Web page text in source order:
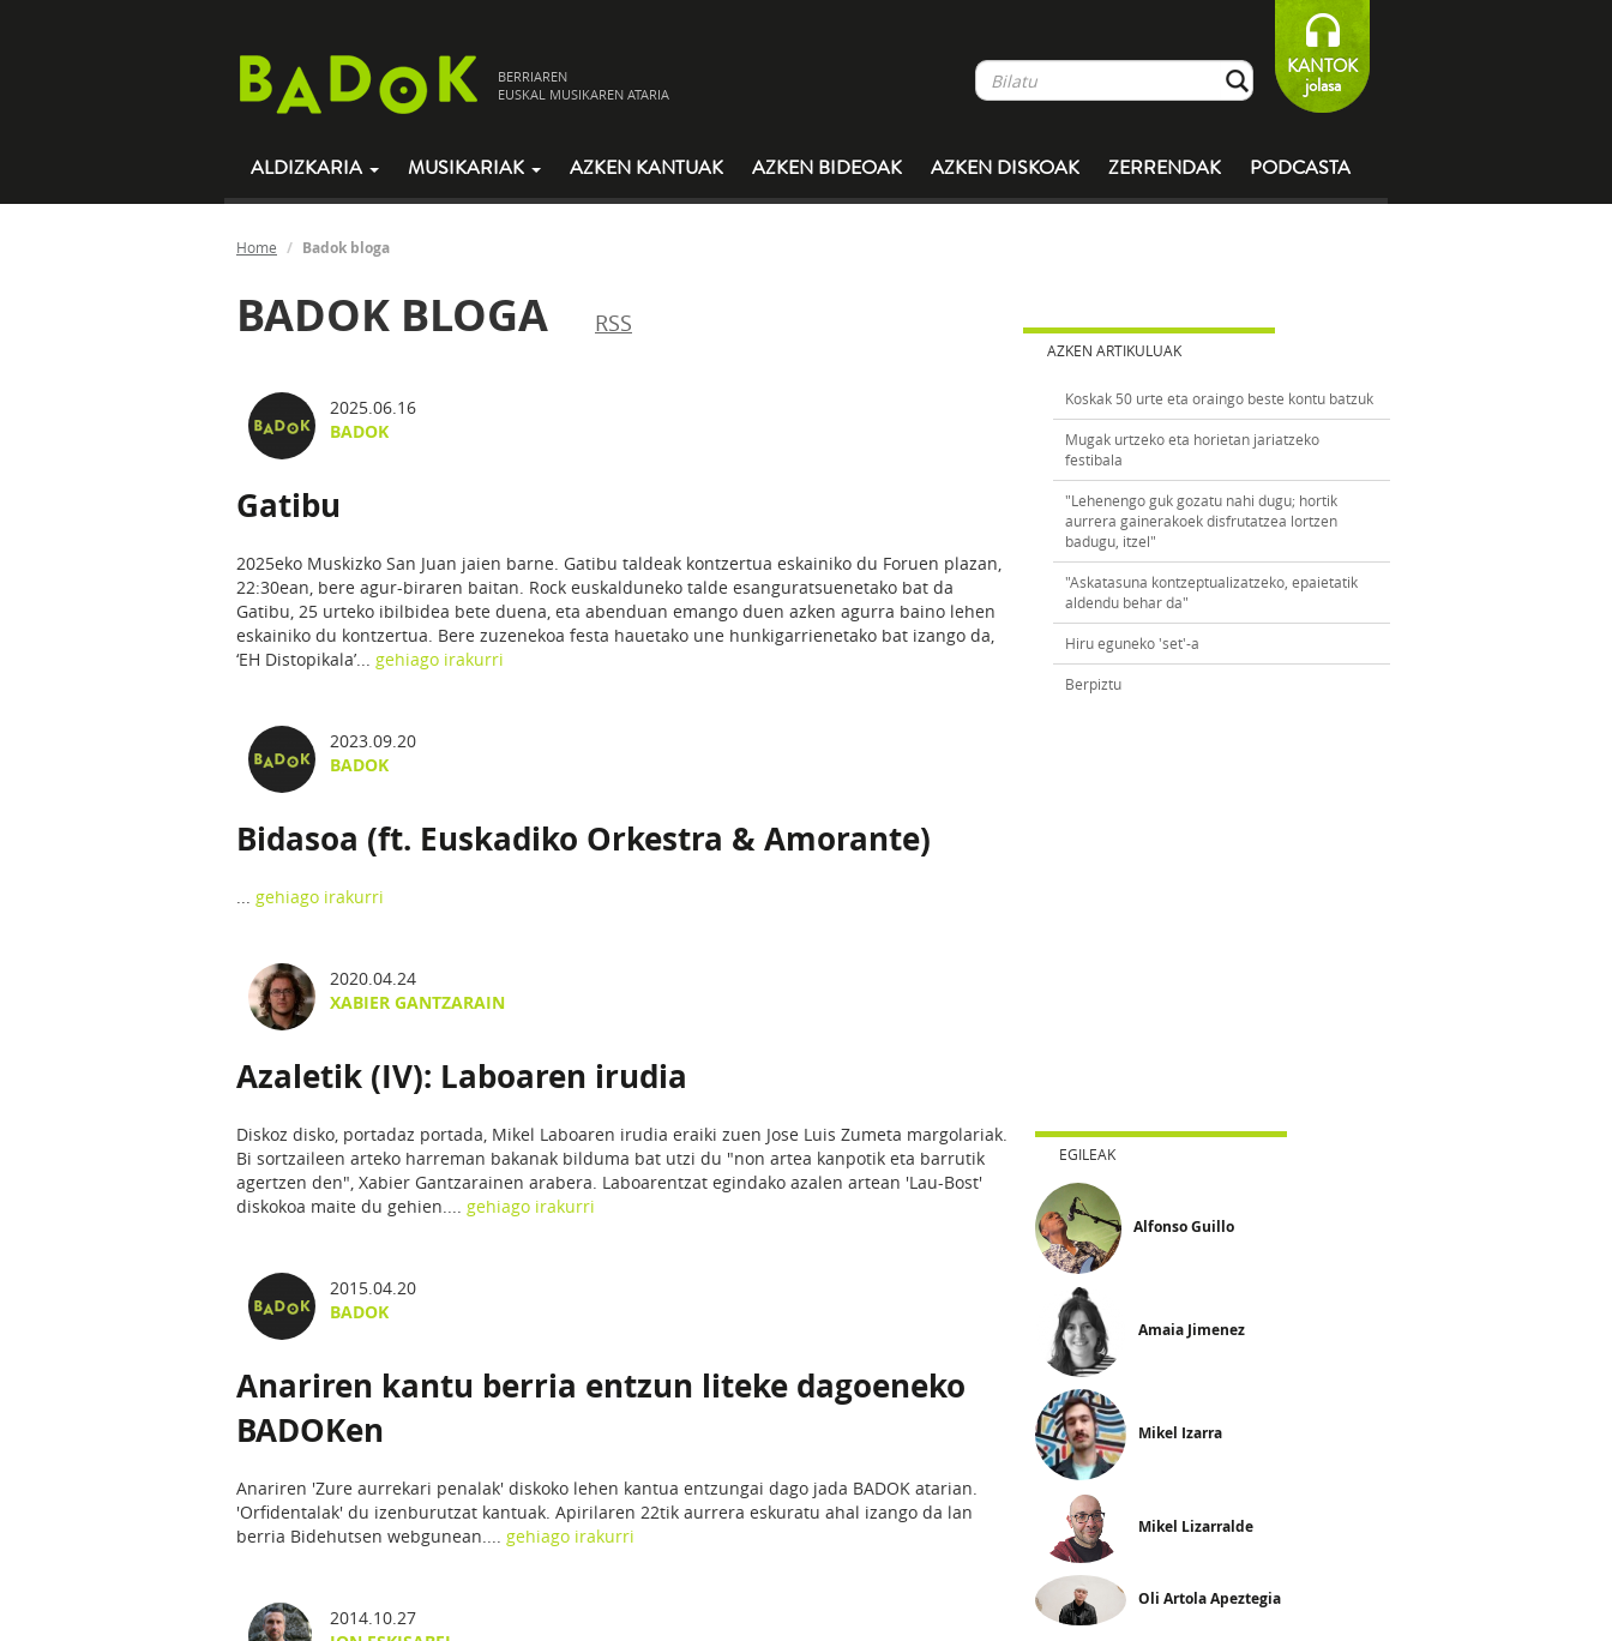
BERRIAREN
EUSKAL MUSIKAREN ATARIA
KANTOK
jolasa
ALDIZKARIA MUSIKARIAK AZKEN KANTUAK AZKEN BIDEOAK AZKEN DISKOAK ZERRENDAK PODCASTA
Home Badok bloga
BADOK BLOGA RSS
2025.06.16
BADOK
Gatibu
2025eko Muskizko San Juan jaien barne. Gatibu taldeak kontzertua eskainiko du Foruen plazan,
22:30ean, bere agur-biraren baitan. Rock euskalduneko talde esanguratsuenetako bat da
Gatibu, 25 urteko ibilbidea bete duena, eta abenduan emango duen azken agurra baino lehen
eskainiko du kontzertua. Bere zuzenekoa festa hauetako une hunkigarrienetako bat izango da,
‘EH Distopikala’... gehiago irakurri
2023.09.20
BADOK
Bidasoa (ft. Euskadiko Orkestra & Amorante)
... gehiago irakurri
2020.04.24
XABIER GANTZARAIN
Azaletik (IV): Laboaren irudia
Diskoz disko, portadaz portada, Mikel Laboaren irudia eraiki zuen Jose Luis Zumeta margolariak.
Bi sortzaileen arteko harreman bakanak bilduma bat utzi du "non artea kanpotik eta barrutik
agertzen den", Xabier Gantzarainen arabera. Laboarentzat egindako azalen artean 'Lau-Bost'
diskokoa maite du gehien.... gehiago irakurri
2015.04.20
BADOK
Anariren kantu berria entzun liteke dagoeneko
BADOKen
Anariren 'Zure aurrekari penalak' diskoko lehen kantua entzungai dago jada BADOK atarian.
'Orfidentalak' du izenburutzat kantuak. Apirilaren 22tik aurrera eskuratu ahal izango da lan
berria Bidehutsen webgunean.... gehiago irakurri
2014.10.27
AZKEN ARTIKULUAK
Koskak 50 urte eta oraingo beste kontu batzuk
Mugak urtzeko eta horietan jariatzeko
festibala
"Lehenengo guk gozatu nahi dugu; hortik
aurrera gainerakoek disfrutatzea lortzen
badugu, itzel"
"Askatasuna kontzeptualizatzeko, epaietatik
aldendu behar da"
Hiru eguneko 'set'-a
Berpiztu
EGILEAK
Alfonso Guillo
Amaia Jimenez
Mikel Izarra
Mikel Lizarralde
Oli Artola Apeztegia